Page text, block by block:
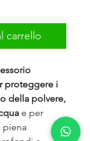
carrello
proteggere i
della polvere,
e per
piena